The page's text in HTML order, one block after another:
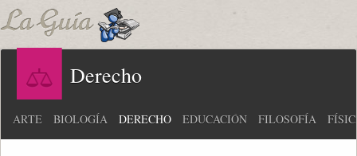
Derecho
ARTE BIOLOGÍA DERECHO EDUCACIÓN FILOSOFÍA